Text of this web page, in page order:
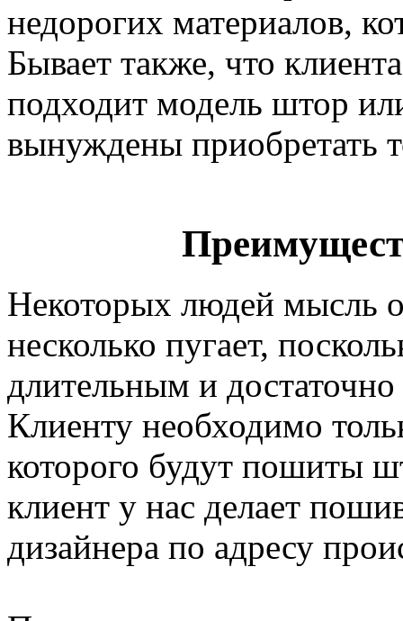
недорогих материалов,
Бывает также, что
подходит модель штор
вынуждены приобретать
Некоторых людей мысль
несколько пугает,
длительным и
Клиенту необходимо
которого будут пошиты
клиент у нас делает
дизайнера по адресу